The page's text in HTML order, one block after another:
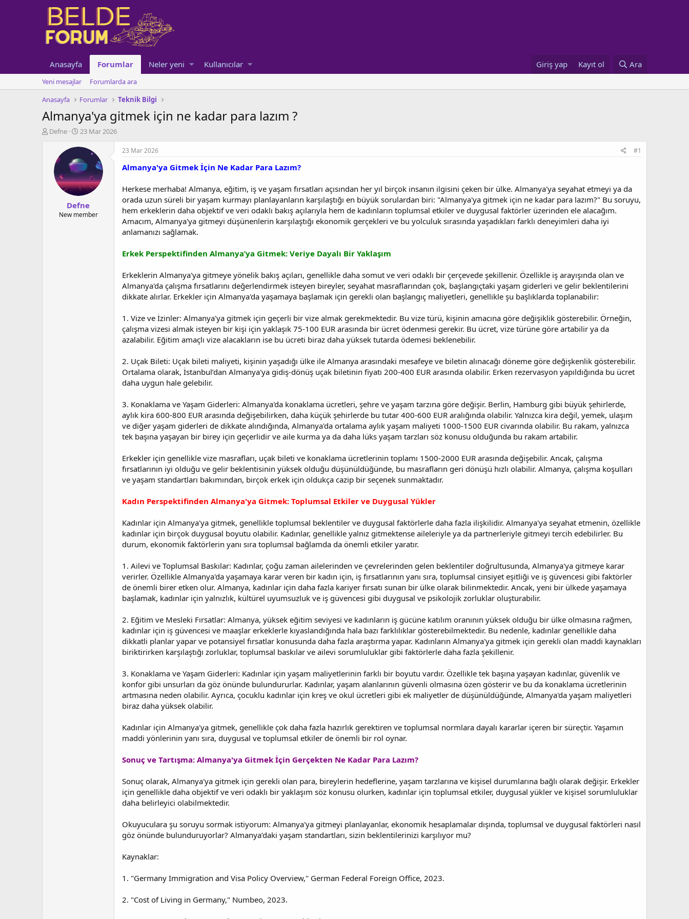
Anasayfa Forumlar Neler yeni Kullanıcılar Giriş yap Kayıt ol Ara
Yeni mesajlar
Forumlarda ara
Anasayfa
Forumlar Teknik Bilgi
Almanya'ya gitmek için ne kadar para lazım ?
K
Defne
B
ş
l
n
g
ı
ç
t
23 Mar 2026
Defne
New member
23 Mar 2026 #1
Almanya'ya Gitmek İçin Ne Kadar Para Lazım?
Herkese merhaba! Almanya, eğitim, iş ve yaşam fırsatları açısından her yıl birçok insanın ilgisini çeken bir ülke. Almanya'ya seyahat etmeyi ya da
orada uzun süreli bir yaşam kurmayı planlayanların karşılaştığı en büyük sorulardan biri: "Almanya'ya gitmek için ne kadar para lazım?" Bu soruyu,
hem erkeklerin daha objektif ve veri odaklı bakış açılarıyla hem de kadınların toplumsal etkiler ve duygusal faktörler üzerinden ele alacağım.
Amacım, Almanya'ya gitmeyi düşünenlerin karşılaştığı ekonomik gerçekleri ve bu yolculuk sırasında yaşadıkları farklı deneyimleri daha iyi
anlamanızı sağlamak.
Erkek Perspektifinden Almanya’ya Gitmek: Veriye Dayalı Bir Yaklaşım
Erkeklerin Almanya'ya gitmeye yönelik bakış açıları, genellikle daha somut ve veri odaklı bir çerçevede şekillenir. Özellikle iş arayışında olan ve
Almanya'da çalışma fırsatlarını değerlendirmek isteyen bireyler, seyahat masraflarından çok, başlangıçtaki yaşam giderleri ve gelir beklentilerini
dikkate alırlar. Erkekler için Almanya'da yaşamaya başlamak için gerekli olan başlangıç maliyetleri, genellikle şu başlıklarda toplanabilir:
1. Vize ve İzinler: Almanya'ya gitmek için geçerli bir vize almak gerekmektedir. Bu vize türü, kişinin amacına göre değişiklik gösterebilir. Örneğin,
çalışma vizesi almak isteyen bir kişi için yaklaşık 75-100 EUR arasında bir ücret ödenmesi gerekir. Bu ücret, vize türüne göre artabilir ya da
azalabilir. Eğitim amaçlı vize alacakların ise bu ücreti biraz daha yüksek tutarda ödemesi beklenebilir.
2. Uçak Bileti: Uçak bileti maliyeti, kişinin yaşadığı ülke ile Almanya arasındaki mesafeye ve biletin alınacağı döneme göre değişkenlik gösterebilir.
Ortalama olarak, İstanbul’dan Almanya'ya gidiş-dönüş uçak biletinin fiyatı 200-400 EUR arasında olabilir. Erken rezervasyon yapıldığında bu ücret
daha uygun hale gelebilir.
3. Konaklama ve Yaşam Giderleri: Almanya'da konaklama ücretleri, şehre ve yaşam tarzına göre değişir. Berlin, Hamburg gibi büyük şehirlerde,
aylık kira 600-800 EUR arasında değişebilirken, daha küçük şehirlerde bu tutar 400-600 EUR aralığında olabilir. Yalnızca kira değil, yemek, ulaşım
ve diğer yaşam giderleri de dikkate alındığında, Almanya'da ortalama aylık yaşam maliyeti 1000-1500 EUR civarında olabilir. Bu rakam, yalnızca
tek başına yaşayan bir birey için geçerlidir ve aile kurma ya da daha lüks yaşam tarzları söz konusu olduğunda bu rakam artabilir.
Erkekler için genellikle vize masrafları, uçak bileti ve konaklama ücretlerinin toplamı 1500-2000 EUR arasında değişebilir. Ancak, çalışma
fırsatlarının iyi olduğu ve gelir beklentisinin yüksek olduğu düşünüldüğünde, bu masrafların geri dönüşü hızlı olabilir. Almanya, çalışma koşulları
ve yaşam standartları bakımından, birçok erkek için oldukça cazip bir seçenek sunmaktadır.
Kadın Perspektifinden Almanya'ya Gitmek: Toplumsal Etkiler ve Duygusal Yükler
Kadınlar için Almanya'ya gitmek, genellikle toplumsal beklentiler ve duygusal faktörlerle daha fazla ilişkilidir. Almanya'ya seyahat etmenin, özellikle
kadınlar için birçok duygusal boyutu olabilir. Kadınlar, genellikle yalnız gitmektense aileleriyle ya da partnerleriyle gitmeyi tercih edebilirler. Bu
durum, ekonomik faktörlerin yanı sıra toplumsal bağlamda da önemli etkiler yaratır.
1. Ailevi ve Toplumsal Baskılar: Kadınlar, çoğu zaman ailelerinden ve çevrelerinden gelen beklentiler doğrultusunda, Almanya'ya gitmeye karar
verirler. Özellikle Almanya'da yaşamaya karar veren bir kadın için, iş fırsatlarının yanı sıra, toplumsal cinsiyet eşitliği ve iş güvencesi gibi faktörler
de önemli birer etken olur. Almanya, kadınlar için daha fazla kariyer fırsatı sunan bir ülke olarak bilinmektedir. Ancak, yeni bir ülkede yaşamaya
başlamak, kadınlar için yalnızlık, kültürel uyumsuzluk ve iş güvencesi gibi duygusal ve psikolojik zorluklar oluşturabilir.
2. Eğitim ve Mesleki Fırsatlar: Almanya, yüksek eğitim seviyesi ve kadınların iş gücüne katılım oranının yüksek olduğu bir ülke olmasına rağmen,
kadınlar için iş güvencesi ve maaşlar erkeklerle kıyaslandığında hala bazı farklılıklar gösterebilmektedir. Bu nedenle, kadınlar genellikle daha
dikkatli planlar yapar ve potansiyel fırsatlar konusunda daha fazla araştırma yapar. Kadınların Almanya'ya gitmek için gerekli olan maddi kaynakları
biriktirirken karşılaştığı zorluklar, toplumsal baskılar ve ailevi sorumluluklar gibi faktörlerle daha fazla şekillenir.
3. Konaklama ve Yaşam Giderleri: Kadınlar için yaşam maliyetlerinin farklı bir boyutu vardır. Özellikle tek başına yaşayan kadınlar, güvenlik ve
konfor gibi unsurları da göz önünde bulundururlar. Kadınlar, yaşam alanlarının güvenli olmasına özen gösterir ve bu da konaklama ücretlerinin
artmasına neden olabilir. Ayrıca, çocuklu kadınlar için kreş ve okul ücretleri gibi ek maliyetler de düşünüldüğünde, Almanya'da yaşam maliyetleri
biraz daha yüksek olabilir.
Kadınlar için Almanya'ya gitmek, genellikle çok daha fazla hazırlık gerektiren ve toplumsal normlara dayalı kararlar içeren bir süreçtir. Yaşamın
maddi yönlerinin yanı sıra, duygusal ve toplumsal etkiler de önemli bir rol oynar.
Sonuç ve Tartışma: Almanya'ya Gitmek İçin Gerçekten Ne Kadar Para Lazım?
Sonuç olarak, Almanya'ya gitmek için gerekli olan para, bireylerin hedeflerine, yaşam tarzlarına ve kişisel durumlarına bağlı olarak değişir. Erkekler
için genellikle daha objektif ve veri odaklı bir yaklaşım söz konusu olurken, kadınlar için toplumsal etkiler, duygusal yükler ve kişisel sorumluluklar
daha belirleyici olabilmektedir.
Okuyuculara şu soruyu sormak istiyorum: Almanya'ya gitmeyi planlayanlar, ekonomik hesaplamalar dışında, toplumsal ve duygusal faktörleri nasıl
göz önünde bulunduruyorlar? Almanya’daki yaşam standartları, sizin beklentilerinizi karşılıyor mu?
Kaynaklar:
1. "Germany Immigration and Visa Policy Overview," German Federal Foreign Office, 2023.
2. "Cost of Living in Germany," Numbeo, 2023.